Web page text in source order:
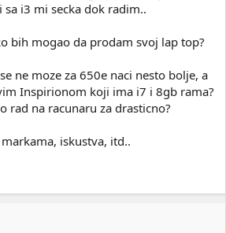
sa i3 mi secka dok radim..
bih mogao da prodam svoj lap top?
ne moze za 650e naci nesto bolje, a
Inspirionom koji ima i7 i 8gb rama?
rad na racunaru za drasticno?
iskustva, itd..